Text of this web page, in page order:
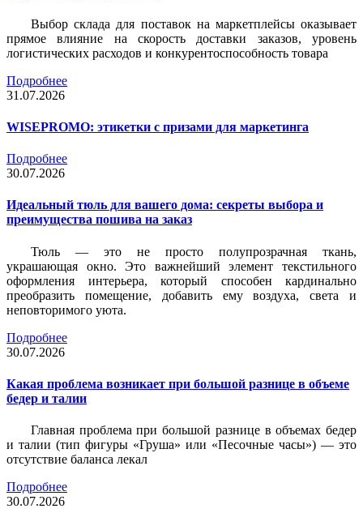
Выбор склада для поставок на маркетплейсы оказывает
прямое влияние на скорость доставки заказов, уровень
логистических расходов и конкурентоспособность товара
Подробнее
31.07.2026
WISEPROMO: этикетки с призами для маркетинга
Подробнее
30.07.2026
Идеальный тюль для вашего дома: секреты выбора и
преимущества пошива на заказ
Тюль — это не просто полупрозрачная ткань,
украшающая окно. Это важнейший элемент текстильного
оформления интерьера, который способен кардинально
преобразить помещение, добавить ему воздуха, света и
неповторимого уюта.
Подробнее
30.07.2026
Какая проблема возникает при большой разнице в объеме
бедер и талии
Главная проблема при большой разнице в объемах бедер
и талии (тип фигуры «Груша» или «Песочные часы») — это
отсутствие баланса лекал
Подробнее
30.07.2026